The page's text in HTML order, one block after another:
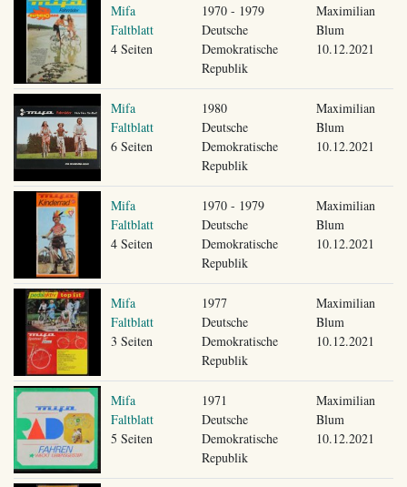
Mifa
Faltblatt
4 Seiten
1970 - 1979
Deutsche
Demokratische
Republik
Maximilian
Blum
10.12.2021
Mifa
Faltblatt
6 Seiten
1980
Deutsche
Demokratische
Republik
Maximilian
Blum
10.12.2021
Mifa
Faltblatt
4 Seiten
1970 - 1979
Deutsche
Demokratische
Republik
Maximilian
Blum
10.12.2021
Mifa
Faltblatt
3 Seiten
1977
Deutsche
Demokratische
Republik
Maximilian
Blum
10.12.2021
Mifa
Faltblatt
5 Seiten
1971
Deutsche
Demokratische
Republik
Maximilian
Blum
10.12.2021